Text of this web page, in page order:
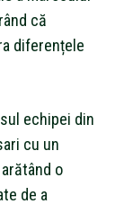
că
diferențele
echipei din
cu un
o
de a